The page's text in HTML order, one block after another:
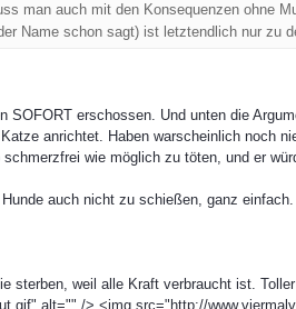
man auch mit den Konsequenzen ohne
Name schon sagt) ist letztendlich nur
SOFORT erschossen. Und unten die
anrichtet. Haben warscheinlich noch
wie möglich zu töten, und er
auch nicht zu schießen, ganz
sterben, weil alle Kraft verbraucht ist.
alt="" /> <img src="http://